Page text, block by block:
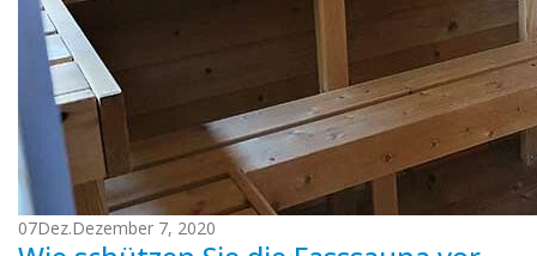
07Dez.Dezember 7, 2020